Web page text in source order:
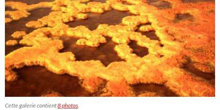
Cette galerie contient8 photos